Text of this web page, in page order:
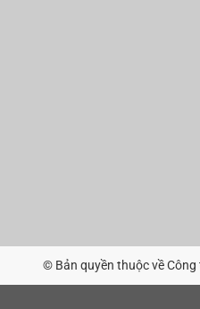
© Bản quyền thuộc về Công